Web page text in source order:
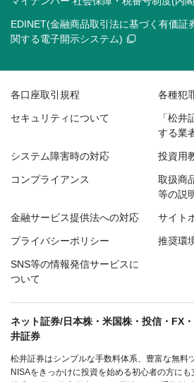
EDINET(金融商品取引法に基づく有価証
関する電子開示システム)
各口座取引規程 各種犯
セキュリティについて
「松
する業
システム障害時の対応 投資用
コンプライアンス
取扱商
等の説
金融サービス提供法への対応 サイト
プライバシーポリシー 推奨環
SNS等の情報発信サービスに
ついて
ネット証券/日本株・米国株・投信・FX
井証券
松井証券はシンプルな手数料体系、豊富な無料
NISAをきっかけに投資を始める初心者の方にも